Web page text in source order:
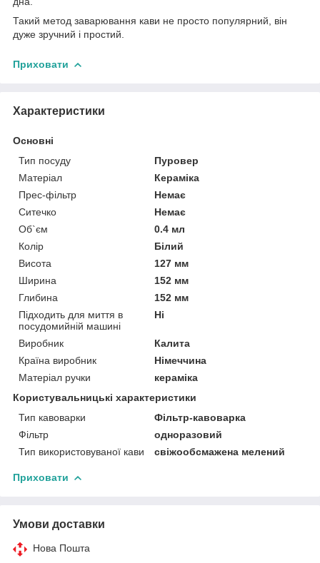
Такий метод заварювання кави не просто популярний, він
дуже зручний і простий.
Приховати
Характеристики
Основні
Тип посуду
Пуровер
Матеріал
Кераміка
Прес-фільтр
Немає
Ситечко
Немає
Об`єм
0.4 мл
Колір
Білий
Висота
127 мм
Ширина
152 мм
Глибина
152 мм
Підходить для миття в
посудомийній машині
Ні
Виробник
Калита
Країна виробник
Німеччина
Матеріал ручки
кераміка
Користувальницькі характеристики
Тип кавоварки
Фільтр-кавоварка
Фільтр
одноразовий
Тип використовуваної кави
свіжообсмажена мелений
Приховати
Умови доставки
Нова Пошта